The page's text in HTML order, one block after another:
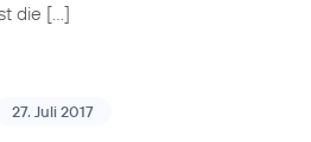
die […]
27. Juli 2017